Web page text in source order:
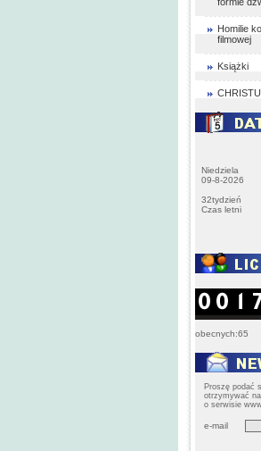
Homilie
filmowej
Książki
Niedziela
09-8-2026
32tydzień
Czas letni
obecnych:65
Proszę podać
otrzymywać
o serwisie
e-mail